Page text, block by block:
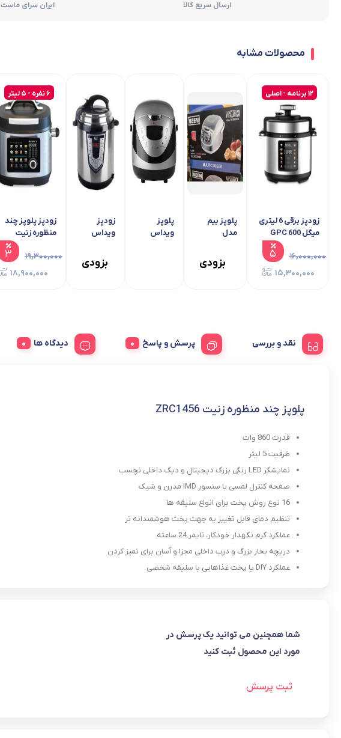
ارسال سریع کالا ایران سرای ماست
محصولات مشابه
12 برنامه - اصلی
زودپز برقی 6 لیتری
میگل GPC 600
۱۶,۰۰۰,۰۰۰
۱۵,۳۰۰,۰۰۰
۵
پلوپز بیم
مدل
بزودی
پلوپز
ویداس
زودپز
ویداس
بزودی
6 نفره - 5 لیتر
زودپز پلوپز چند
منظوره زنیت
۱۹,۳۰۰,۰۰۰
۱۸,۹۰۰,۰۰۰
۳
نقد و بررسی پرسش و پاسخ دیدگاه ها
پلوپز چند منظوره زنیت ZRC1456
قدرت 860 وات
ظرفیت 5 لیتر
نمایشگر LED رنگی بزرگ دیجیتال و دیگ داخلی نچسب
صفحه کنترل لمسی با سنسور IMD مدرن و شیک
16 نوع روش پخت برای انواع سلیقه ها
تنظیم دمای قابل تغییر به جهت پخت هوشمندانه تر
عملکرد گرم نگهدار خودکار، تایمر 24 ساعته
دریچه بخار بزرگ و درب داخلی مجزا و آسان برای تمیز کردن
عملکرد DIY یا پخت غذاهایی با سلیقه شخصی
شما همچنین می توانید یک پرسش در
مورد این محصول ثبت کنید
ثبت پرسش